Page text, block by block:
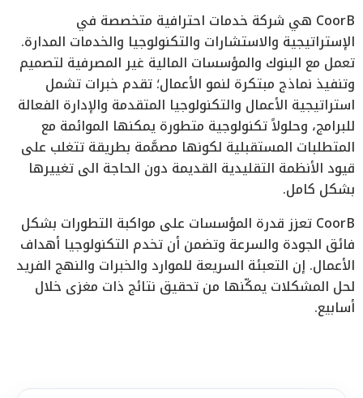
CoorB هي شركة خدمات احترافية متخصصة في
الإستراتيجية والاستشارات والتكنولوجيا والخدمات المدارة.
تعمل مع البنوك والمؤسسات المالية غير المصرفية لتصميم
وتنفيذ نماذج مبتكرة لنمو الأعمال؛ تقدم خبرات تشمل
استراتيجية الأعمال والتكنولوجيا المتقدمة والإدارة الفعالة
للبرامج، وحلولاً تكنولوجية متطورة يمكنها الموائمة مع
المتطلبات المستقبلية لكونها مصمَّمة بطريقة تتغلب على
قيود الأنظمة التقليدية القديمة دون الحاجة الى تغييرها
بشكل كامل.
CoorB تعزز قدرة المؤسسات على مواكبة التطورات بشكل
فائق الجودة والسرعة وتضمن أن تخدم التكنولوجيا أهداف
الأعمال. إن التعبئة السريعة للموارد والخبرات والنهج الفريد
لحل المشكلات يمكّنها من تحقيق نتائج ذات مغزى خلال
أسابيع.